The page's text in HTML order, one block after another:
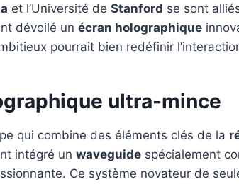
et l’Université de Stanford se sont
dévoilé un écran holographique
pourrait bien redéfinir
ultra-mince
qui combine des éléments clés de la
intégré un waveguide spécialement
Ce système novateur de